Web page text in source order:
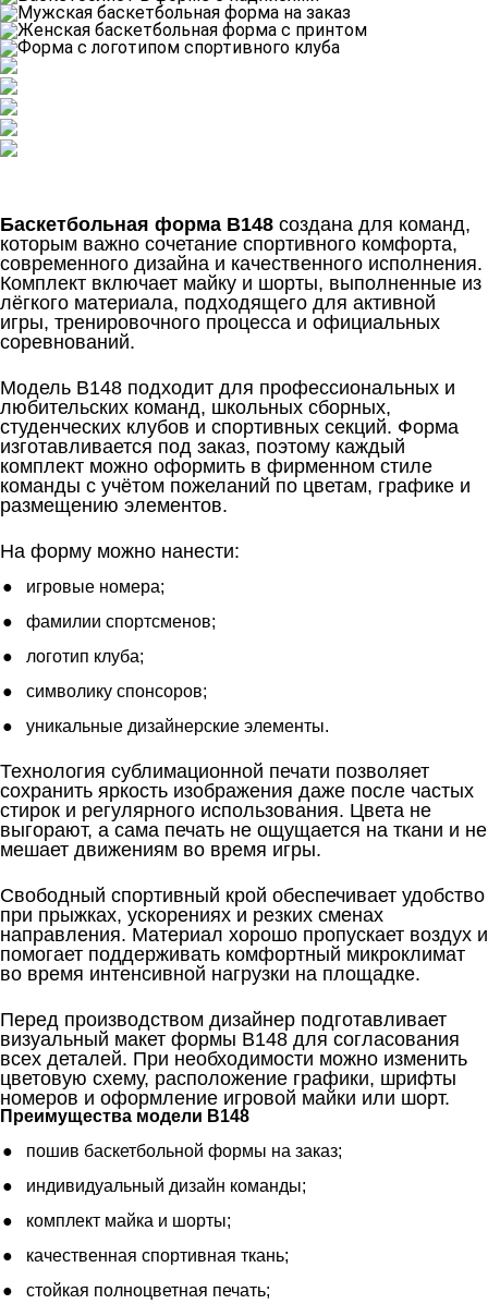
Баскетбольная форма B148 создана для команд,
которым важно сочетание спортивного комфорта,
современного дизайна и качественного исполнения.
Комплект включает майку и шорты, выполненные из
лёгкого материала, подходящего для активной
игры, тренировочного процесса и официальных
соревнований.
Модель B148 подходит для профессиональных и
любительских команд, школьных сборных,
студенческих клубов и спортивных секций. Форма
изготавливается под заказ, поэтому каждый
комплект можно оформить в фирменном стиле
команды с учётом пожеланий по цветам, графике и
размещению элементов.
На форму можно нанести:
игровые номера;
фамилии спортсменов;
логотип клуба;
символику спонсоров;
уникальные дизайнерские элементы.
Технология сублимационной печати позволяет
сохранить яркость изображения даже после частых
стирок и регулярного использования. Цвета не
выгорают, а сама печать не ощущается на ткани и не
мешает движениям во время игры.
Свободный спортивный крой обеспечивает удобство
при прыжках, ускорениях и резких сменах
направления. Материал хорошо пропускает воздух и
помогает поддерживать комфортный микроклимат
во время интенсивной нагрузки на площадке.
Перед производством дизайнер подготавливает
визуальный макет формы B148 для согласования
всех деталей. При необходимости можно изменить
цветовую схему, расположение графики, шрифты
номеров и оформление игровой майки или шорт.
Преимущества модели B148
пошив баскетбольной формы на заказ;
индивидуальный дизайн команды;
комплект майка и шорты;
качественная спортивная ткань;
стойкая полноцветная печать;